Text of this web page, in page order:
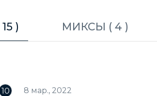
15 ) МИКСЫ ( 4 )
10
8 мар., 2022